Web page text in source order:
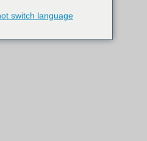
switch language